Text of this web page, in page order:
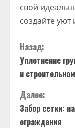
свой
создайте
П
р
о
д
Назад:
Уплотнение
и
Далее:
Забор сетки:
ограждения